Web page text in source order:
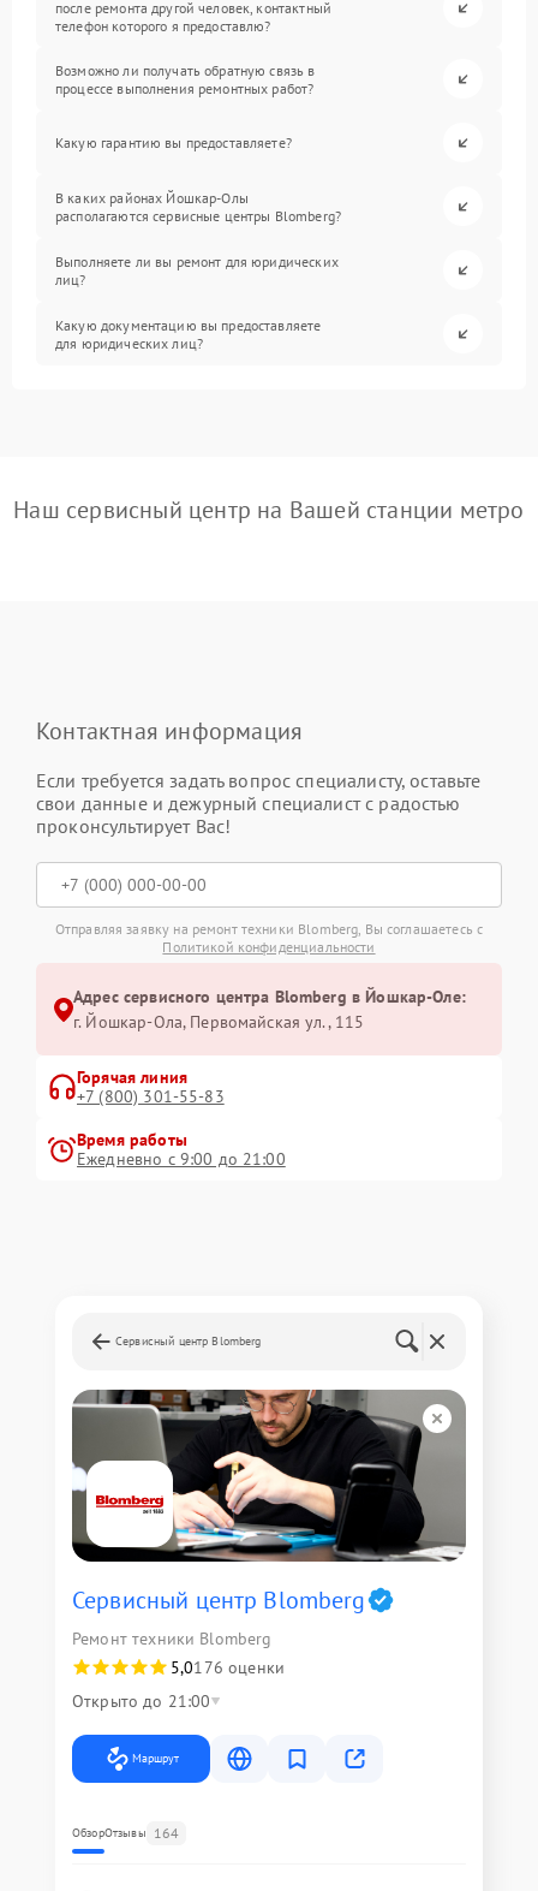
после ремонта другой человек, контактный
телефон которого я предоставлю?
Возможно ли получать обратную связь в
процессе выполнения ремонтных работ?
Какую гарантию вы предоставляете?
В каких районах Йошкар-Олы
располагаются сервисные центры Blomberg?
Выполняете ли вы ремонт для юридических
лиц?
Какую документацию вы предоставляете
для юридических лиц?
Наш сервисный центр на Вашей станции метро
Контактная информация
Если требуется задать вопрос специалисту, оставьте
свои данные и дежурный специалист с радостью
проконсультирует Вас!
Отправляя заявку на ремонт техники Blomberg, Вы соглашаетесь с
Политикой конфиденциальности
Адрес сервисного центра Blomberg в Йошкар-Оле:
г. Йошкар-Ола, Первомайская ул., 115
Горячая линия
+7 (800) 301-55-83
Время работы
Ежедневно с 9:00 до 21:00
Сервисный центр Blomberg
Сервисный центр Blomberg
Ремонт техники Blomberg
5,0176 оценки
Открыто до 21:00
Маршрут
ОбзорОтзывы 164